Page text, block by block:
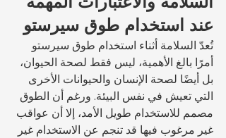
عند استخدام طوق سيرستو
تُعدّ السلامة أثناء استخدام طوق سيرستو
أمرًا بالغ الأهمية، ليس فقط لصحة الحيوان،
بل أيضًا لصحة الإنسان والحيوانات الأخرى
التي تعيش في نفس البيئة. ورغم أن الطوق
مصمم للاستخدام طويل الأمد، إلا أن عواقب
غير مرغوب فيها قد تنجم عن الاستخدام غير